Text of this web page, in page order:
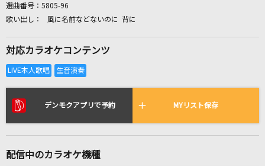
カラオケリクエスト
リアルタイムで歌われている曲の一覧
FMP
最後の雨
選曲番号： 5805-96
風に名前などないのに 背に
対応カラオケコンテンツ
デンモクアプリで予約 MYリスト保存
配信中のカラオケ機種